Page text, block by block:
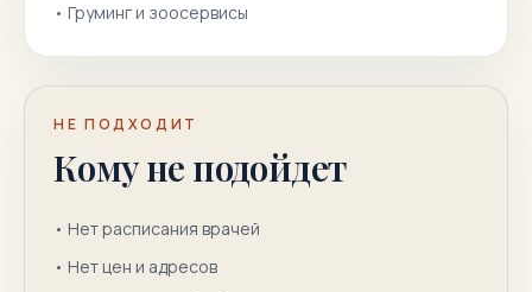
• Груминг и зоосервисы
НЕ ПОДХОДИТ
Кому не подойдет
• Нет расписания врачей
• Нет цен и адресов